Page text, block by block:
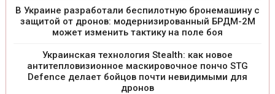
В Украине разработали беспилотную бронемашину с
защитой от дронов: модернизированный БРДМ-2М
может изменить тактику на поле боя
Украинская технология Stealth: как новое
антитепловизионное маскировочное пончо STG
Defence делает бойцов почти невидимыми для
дронов